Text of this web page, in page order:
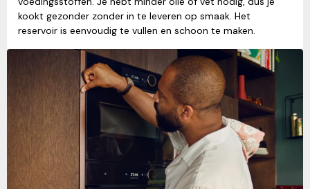
kookt gezonder zonder in te leveren op smaak. Het
reservoir is eenvoudig te vullen en schoon te maken.